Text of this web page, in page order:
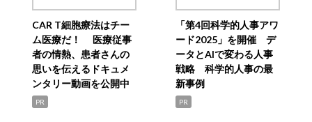
CAR T細胞療法はチー
ム医療だ！ 医療従事
者の情熱、患者さんの
思いを伝えるドキュメ
ンタリー動画を公開中
PR
「第4回科学的人事アワ
ード2025」を開催 デ
ータとAIで変わる人事
戦略 科学的人事の最
新事例
PR